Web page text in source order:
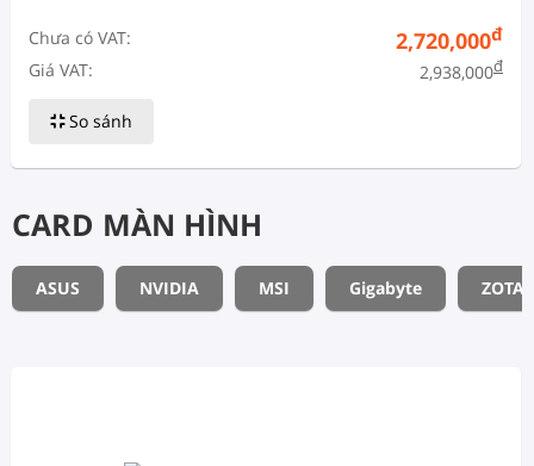
Chưa có VAT: 2,720,000đ
Giá VAT: 2,938,000đ
So sánh
CARD MÀN HÌNH
ASUS NVIDIA MSI Gigabyte ZOTAC